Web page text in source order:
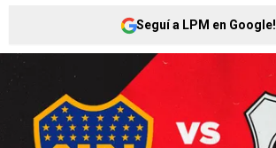
Seguí a LPM en Google!